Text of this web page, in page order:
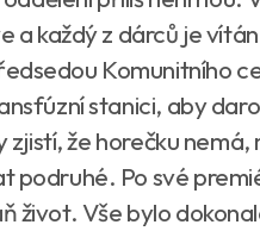
a každý z dárců je
Komunitního
stanici, aby
že horečku nemá,
podruhé. Po své
život. Vše bylo